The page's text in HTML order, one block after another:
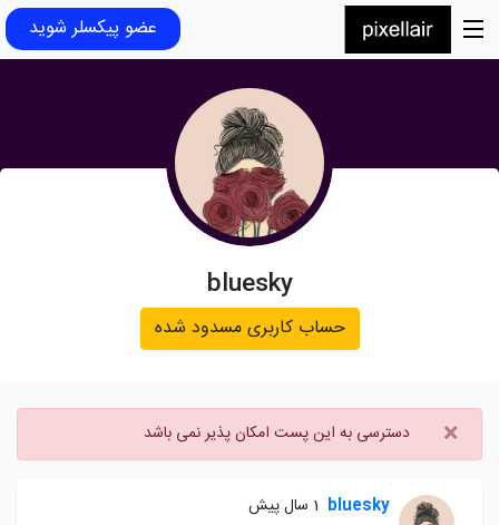
عضو پیکسلر شوید
bluesky
حساب کاربری مسدود شده
× دسترسی به این پست امکان پذیر نمی باشد
bluesky 1 سال پیش